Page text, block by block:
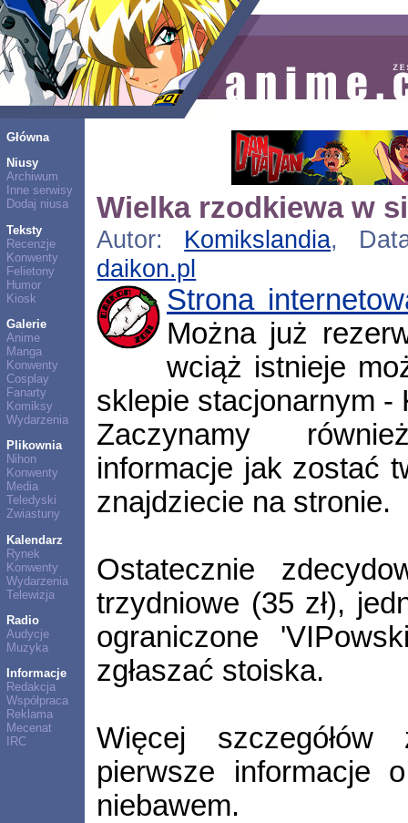
Główna
Niusy
Archiwum
Inne serwisy
Dodaj niusa
Teksty
Recenzje
Konwenty
Felietony
Humor
Kiosk
Galerie
Anime
Manga
Konwenty
Cosplay
Fanarty
Komiksy
Wydarzenia
Plikownia
Nihon
Konwenty
Media
Teledyski
Zwiastuny
Kalendarz
Rynek
Konwenty
Wydarzenia
Telewizja
Radio
Audycje
Muzyka
Informacje
Redakcja
Współpraca
Reklama
Mecenat
IRC
Wielka rzodkiewa w
Autor: Komikslandia,
daikon.pl
Strona
Można już
wciąż istnieje
sklepie stacjonarnym -
Zaczynamy
informacje jak zostać
znajdziecie na stronie.
Ostatecznie
trzydniowe (35 zł),
ograniczone
zgłaszać stoiska.
Więcej
pierwsze informacje
niebawem.